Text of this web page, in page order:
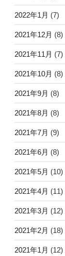
2022年1月 (7)
2021年12月 (8)
2021年11月 (7)
2021年10月 (8)
2021年9月 (8)
2021年8月 (8)
2021年7月 (9)
2021年6月 (8)
2021年5月 (10)
2021年4月 (11)
2021年3月 (12)
2021年2月 (18)
2021年1月 (12)